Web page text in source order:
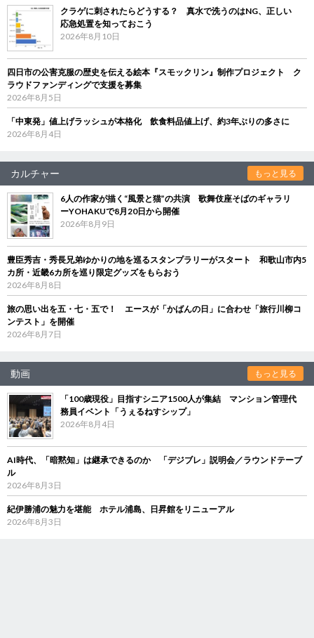
クラゲに刺されたらどうする？ 真水で洗うのはNG、正しい
応急処置を知っておこう
2026年8月10日
四日市の公害克服の歴史を伝える絵本『スモックリン』制作プロジェクト ク
ラウドファンディングで支援を募集
2026年8月5日
「中東発」値上げラッシュが本格化 飲食料品値上げ、約3年ぶりの多さに
2026年8月4日
カルチャー もっと見る
6人の作家が描く“風景と猫”の共演 歌舞伎座そばのギャラリ
ーYOHAKUで8月20日から開催
2026年8月9日
豊臣秀吉・秀長兄弟ゆかりの地を巡るスタンプラリーがスタート 和歌山市内5
カ所・近畿6カ所を巡り限定グッズをもらおう
2026年8月8日
旅の思い出を五・七・五で！ エースが「かばんの日」に合わせ「旅行川柳コ
ンテスト」を開催
2026年8月7日
動画 もっと見る
「100歳現役」目指すシニア1500人が集結 マンション管理代
務員イベント「うぇるねすシップ」
2026年8月4日
AI時代、「暗黙知」は継承できるのか 「デジブレ」説明会／ラウンドテーブ
ル
2026年8月3日
紀伊勝浦の魅力を堪能 ホテル浦島、日昇館をリニューアル
2026年8月3日